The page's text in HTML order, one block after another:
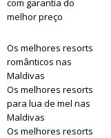
com garantia do
melhor preço
Os melhores resorts
românticos nas
Maldivas
Os melhores resorts
para lua de mel nas
Maldivas
Os melhores resorts